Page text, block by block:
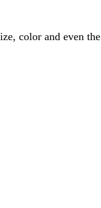
color and even the